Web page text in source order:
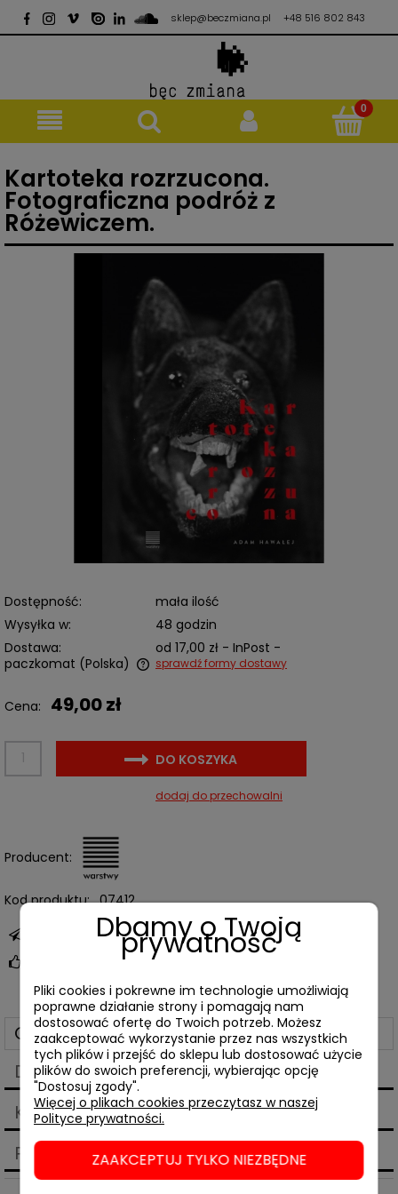
sklep@beczmiana.pl +48 516 802 843
Kartoteka rozrzucona.
Fotograficzna podróż z
Różewiczem.
Dostępność:
mała ilość
Wysyłka w:
48 godzin
Dostawa:
od 17,00 zł - InPost -
paczkomat (Polska) sprawdź formy dostawy
Cena: 49,00 zł
DO KOSZYKA
dodaj do przechowalni
Producent:
Kod produktu: 07412
zapytaj o produkt
poleć znajomemu
Opis
Dane techniczne
Koszty dostawy
Cena nie zawiera ewentualnych kosztów płatności
Produkty powiązane
Dbamy o Twoją
prywatność
Pliki cookies i pokrewne im technologie umożliwiają
poprawne działanie strony i pomagają nam
dostosować ofertę do Twoich potrzeb. Możesz
zaakceptować wykorzystanie przez nas wszystkich
tych plików i przejść do sklepu lub dostosować użycie
plików do swoich preferencji, wybierając opcję
"Dostosuj zgody".
Więcej o plikach cookies przeczytasz w naszej
Polityce prywatności.
ZAAKCEPTUJ TYLKO NIEZBĘDNE